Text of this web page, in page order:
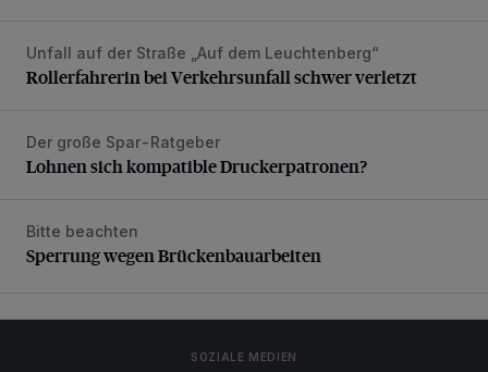
Rollerfahrerin bei Verkehrsunfall schwer verletzt
Unfall auf der Straße „Auf dem Leuchtenberg“
Rollerfahrerin bei Verkehrsunfall schwer verletzt
Lohnen sich kompatible Druckerpatronen?
Der große Spar-Ratgeber
Lohnen sich kompatible Druckerpatronen?
Sperrung wegen Brückenbauarbeiten
Bitte beachten
Sperrung wegen Brückenbauarbeiten
SOZIALE MEDIEN